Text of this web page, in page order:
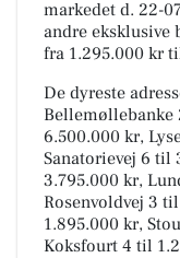
markedet d. 22-
andre
fra 1.295.000 kr
De dyreste
6.500.000 kr,
Sanatorievej 6 til
3.795.000 kr,
Rosenvoldvej 3
1.895.000 kr,
Koksfourt 4 til